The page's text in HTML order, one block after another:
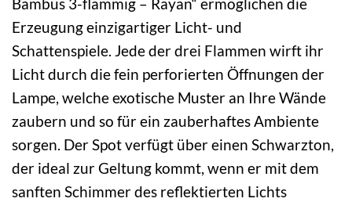
Erzeugung einzigartiger Licht- und
Schattenspiele. Jede der drei Flammen wirft ihr
Licht durch die fein perforierten Öffnungen der
Lampe, welche exotische Muster an Ihre Wände
zaubern und so für ein zauberhaftes Ambiente
sorgen. Der Spot verfügt über einen Schwarzton,
der ideal zur Geltung kommt, wenn er mit dem
sanften Schimmer des reflektierten Lichts